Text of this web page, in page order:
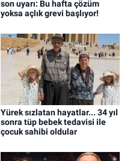
son uyarı: Bu hafta çözüm
yoksa açlık grevi başlıyor!
Yürek sızlatan hayatlar... 34 yıl
sonra tüp bebek tedavisi ile
çocuk sahibi oldular